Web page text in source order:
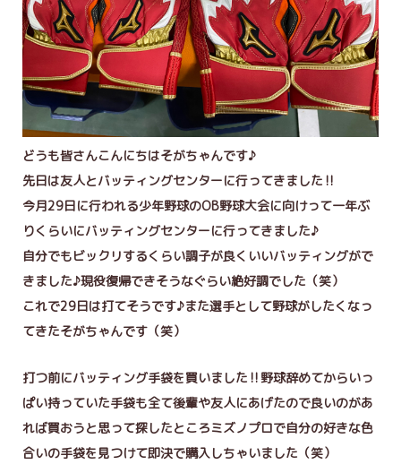
どうも皆さんこんにちはそがちゃんです♪
先日は友人とバッティングセンターに行ってきました‼
今月29日に行われる少年野球のOB野球大会に向けって一年ぶ
りくらいにバッティングセンターに行ってきました♪
自分でもビックリするくらい調子が良くいいバッティングがで
きました♪現役復帰できそうなぐらい絶好調でした（笑）
これで29日は打てそうです♪また選手として野球がしたくなっ
てきたそがちゃんです（笑）
打つ前にバッティング手袋を買いました‼野球辞めてからいっ
ぱい持っていた手袋も全て後輩や友人にあげたので良いのがあ
れば買おうと思って探したところミズノプロで自分の好きな色
合いの手袋を見つけて即決で購入しちゃいました（笑）